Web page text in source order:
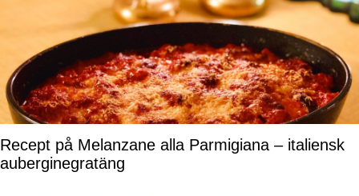
Recept på Melanzane alla Parmigiana – italiensk
auberginegratäng